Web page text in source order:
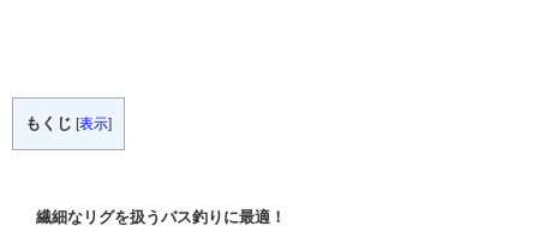
もくじ [表示]
繊細なリグを扱うバス釣りに最適！